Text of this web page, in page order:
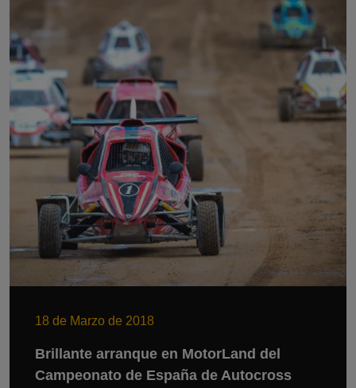
18 de Marzo de 2018
Brillante arranque en MotorLand del
Campeonato de España de Autocross